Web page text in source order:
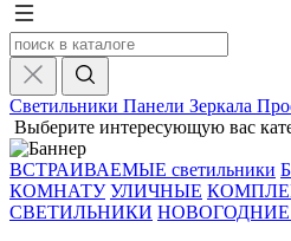
Светильники Панели Зеркала
Выберите интересующую вас
ВСТРАИВАЕМЫЕ светильники
КОМНАТУ УЛИЧНЫЕ
СВЕТИЛЬНИКИ